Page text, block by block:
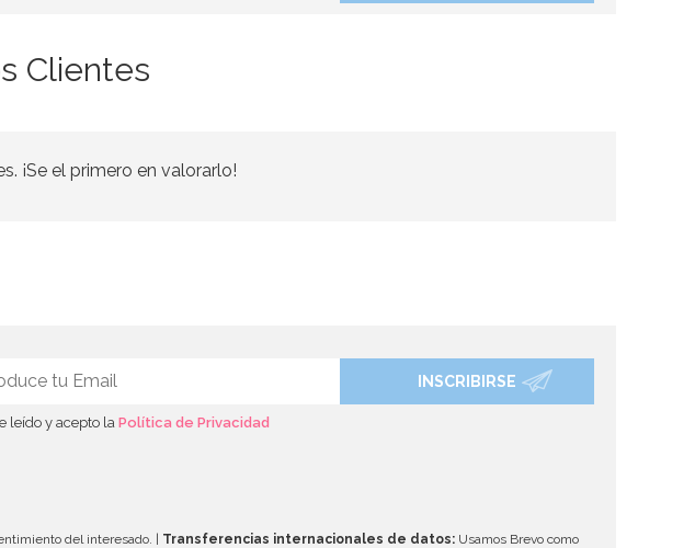
Clientes
¡Se el primero en valorarlo!
INSCRIBIRSE
leído y acepto la Política de Privacidad
del interesado. | Transferencias internacionales de datos: Usamos Brevo como